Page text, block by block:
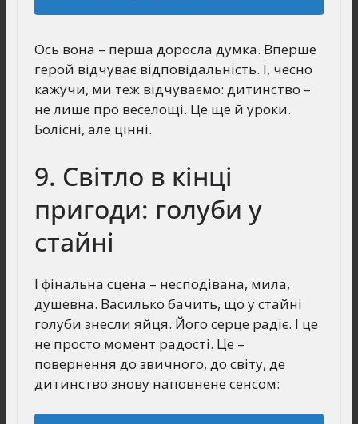
Ось вона – перша доросла думка. Вперше
герой відчуває відповідальність. І, чесно
кажучи, ми теж відчуваємо: дитинство –
не лише про веселощі. Це ще й уроки.
Болісні, але цінні.
9. Світло в кінці
пригоди: голуби у
стайні
І фінальна сцена – несподівана, мила,
душевна. Василько бачить, що у стайні
голуби знесли яйця. Його серце радіє. І це
не просто момент радості. Це –
повернення до звичного, до світу, де
дитинство знову наповнене сенсом: